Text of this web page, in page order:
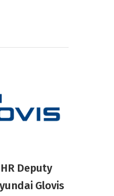
Deputy
Glovis